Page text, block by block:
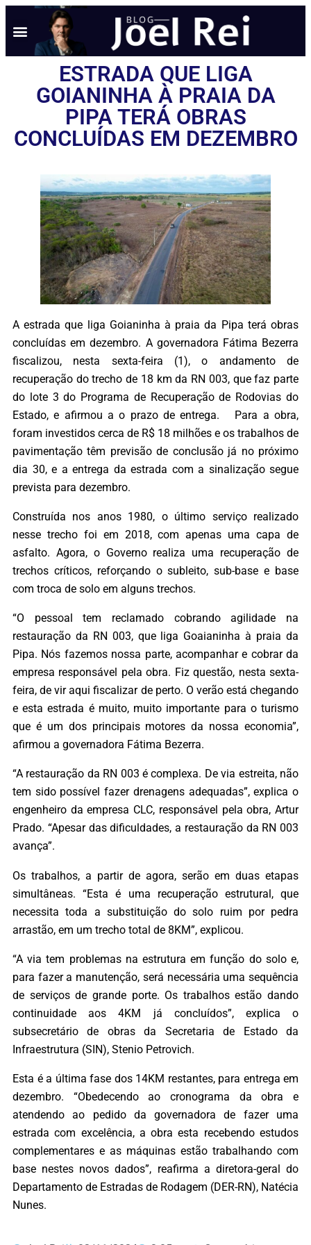
ESTRADA QUE LIGA
GOIANINHA À PRAIA DA
PIPA TERÁ OBRAS
CONCLUÍDAS EM DEZEMBRO
A estrada que liga Goianinha à praia da Pipa terá obras
concluídas em dezembro. A governadora Fátima Bezerra
fiscalizou, nesta sexta-feira (1), o andamento de
recuperação do trecho de 18 km da RN 003, que faz parte
do lote 3 do Programa de Recuperação de Rodovias do
Estado, e afirmou a o prazo de entrega. Para a obra,
foram investidos cerca de R$ 18 milhões e os trabalhos de
pavimentação têm previsão de conclusão já no próximo
dia 30, e a entrega da estrada com a sinalização segue
prevista para dezembro.
Construída nos anos 1980, o último serviço realizado
nesse trecho foi em 2018, com apenas uma capa de
asfalto. Agora, o Governo realiza uma recuperação de
trechos críticos, reforçando o subleito, sub-base e base
com troca de solo em alguns trechos.
“O pessoal tem reclamado cobrando agilidade na
restauração da RN 003, que liga Goaianinha à praia da
Pipa. Nós fazemos nossa parte, acompanhar e cobrar da
empresa responsável pela obra. Fiz questão, nesta sexta-
feira, de vir aqui fiscalizar de perto. O verão está chegando
e esta estrada é muito, muito importante para o turismo
que é um dos principais motores da nossa economia”,
afirmou a governadora Fátima Bezerra.
“A restauração da RN 003 é complexa. De via estreita, não
tem sido possível fazer drenagens adequadas”, explica o
engenheiro da empresa CLC, responsável pela obra, Artur
Prado. “Apesar das dificuldades, a restauração da RN 003
avança”.
Os trabalhos, a partir de agora, serão em duas etapas
simultâneas. “Esta é uma recuperação estrutural, que
necessita toda a substituição do solo ruim por pedra
arrastão, em um trecho total de 8KM”, explicou.
“A via tem problemas na estrutura em função do solo e,
para fazer a manutenção, será necessária uma sequência
de serviços de grande porte. Os trabalhos estão dando
continuidade aos 4KM já concluídos”, explica o
subsecretário de obras da Secretaria de Estado da
Infraestrutura (SIN), Stenio Petrovich.
Esta é a última fase dos 14KM restantes, para entrega em
dezembro. “Obedecendo ao cronograma da obra e
atendendo ao pedido da governadora de fazer uma
estrada com excelência, a obra esta recebendo estudos
complementares e as máquinas estão trabalhando com
base nestes novos dados”, reafirma a diretora-geral do
Departamento de Estradas de Rodagem (DER-RN), Natécia
Nunes.